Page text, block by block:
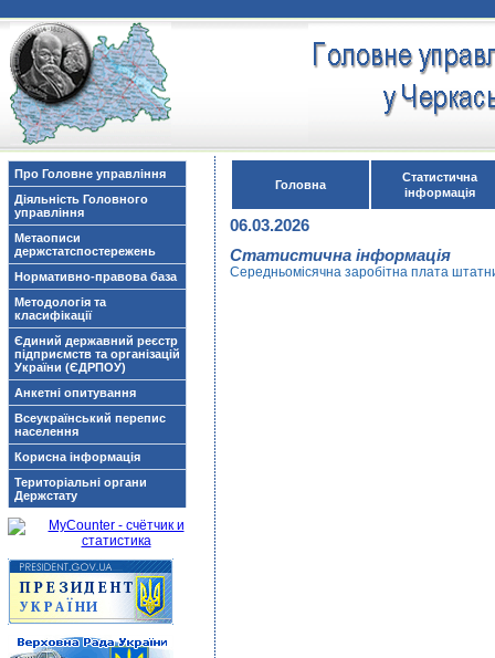
Про Головне управління
Діяльність Головного
управління
Метаописи
держстатспостережень
Нормативно-правова база
Методологія та
класифікації
Єдиний державний реєстр
підприємств та організацій
України (ЄДРПОУ)
Анкетні опитування
Всеукраїнський перепис
населення
Корисна інформація
Територіальні органи
Держстату
Головна
Статистична
інформація
06.03.2026
Статистична інформація
Середньомісячна заробітна плата